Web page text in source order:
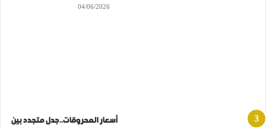
04/06/2026
أسعار المحروقات..جدل متجدد بين